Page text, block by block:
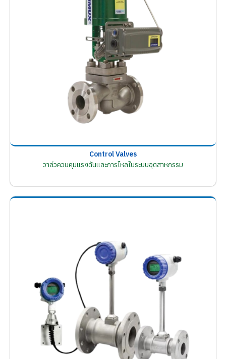
Control Valves
วาล์วควบคุมแรงดันและการไหลในระบบอุตสาหกรรม